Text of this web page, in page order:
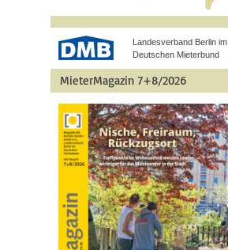
Landesverband Berlin im
Deutschen Mieterbund
MieterMagazin 7+8/2026